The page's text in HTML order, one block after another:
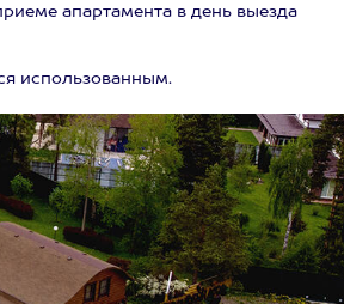
апартамента в день выезда
использованным.